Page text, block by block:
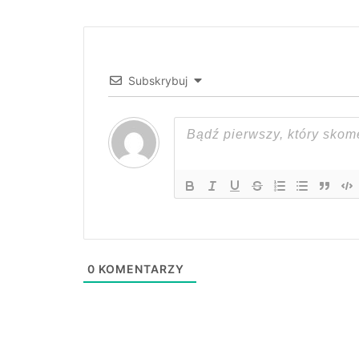
Subskrybuj
0 KOMENTARZY